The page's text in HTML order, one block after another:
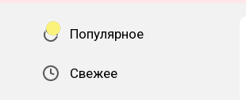
Популярное
Свежее